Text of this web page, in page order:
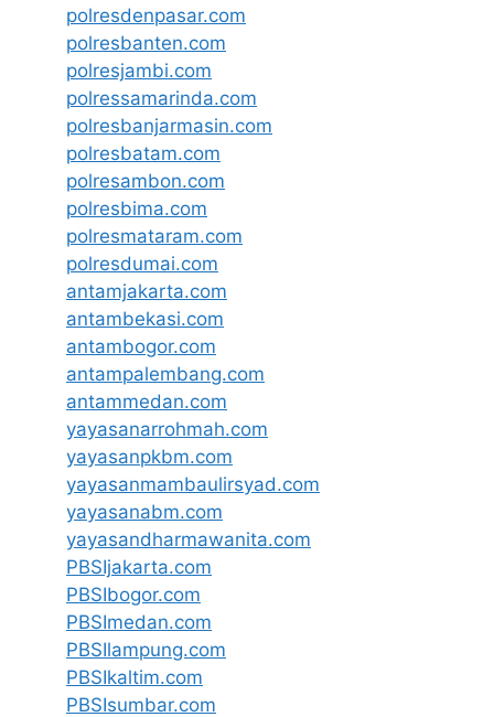
polresdenpasar.com
polresbanten.com
polresjambi.com
polressamarinda.com
polresbanjarmasin.com
polresbatam.com
polresambon.com
polresbima.com
polresmataram.com
polresdumai.com
antamjakarta.com
antambekasi.com
antambogor.com
antampalembang.com
antammedan.com
yayasanarrohmah.com
yayasanpkbm.com
yayasanmambaulirsyad.com
yayasanabm.com
yayasandharmawanita.com
PBSIjakarta.com
PBSIbogor.com
PBSImedan.com
PBSIlampung.com
PBSIkaltim.com
PBSIsumbar.com